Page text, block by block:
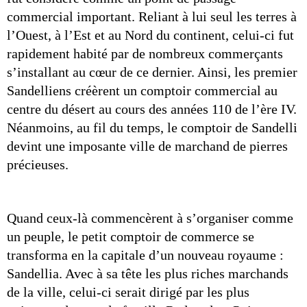
commercial important. Reliant à lui seul les terres à
l’Ouest, à l’Est et au Nord du continent, celui-ci fut
rapidement habité par de nombreux commerçants
s’installant au cœur de ce dernier. Ainsi, les premier
Sandelliens créèrent un comptoir commercial au
centre du désert au cours des années 110 de l’ère IV.
Néanmoins, au fil du temps, le comptoir de Sandelli
devint une imposante ville de marchand de pierres
précieuses.
Quand ceux-là commencèrent à s’organiser comme
un peuple, le petit comptoir de commerce se
transforma en la capitale d’un nouveau royaume :
Sandellia. Avec à sa tête les plus riches marchands
de la ville, celui-ci serait dirigé par les plus